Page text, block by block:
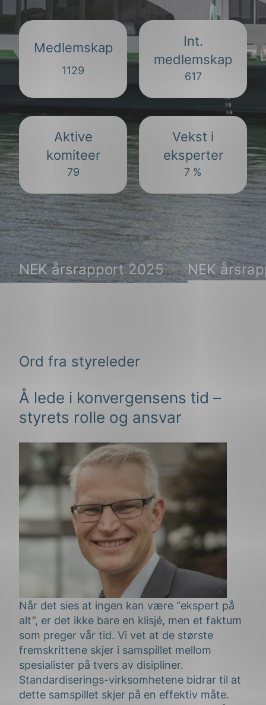
Medlemskap
1129
Int.
medlemskap
617
Aktive
komiteer
79
Vekst i
eksperter
7 %
NEK årsrapport 2025 NEK
Ord fra styreleder
Å lede i konvergensens tid –
styrets rolle og ansvar
Når det sies at ingen kan være “ekspert på
alt”, er det ikke bare en klisjé, men et faktum
som preger vår tid. Vi vet at de største
fremskrittene skjer i samspillet mellom
spesialister på tvers av disipliner.
Standardiserings-virksomhetene bidrar til at
dette samspillet skjer på en effektiv måte.